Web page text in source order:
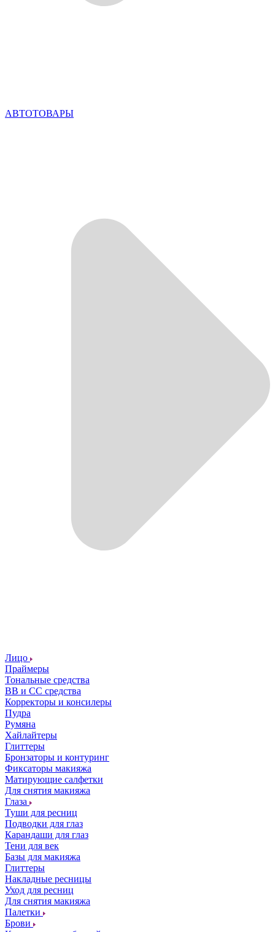
АВТОТОВАРЫ
Лицо
Праймеры
Тональные средства
ВВ и СС средства
Корректоры и консилеры
Пудра
Румяна
Хайлайтеры
Глиттеры
Бронзаторы и контуринг
Фиксаторы макияжа
Матирующие салфетки
Для снятия макияжа
Глаза
Туши для ресниц
Подводки для глаз
Карандаши для глаз
Тени для век
Базы для макияжа
Глиттеры
Накладные ресницы
Уход для ресниц
Для снятия макияжа
Палетки
Брови